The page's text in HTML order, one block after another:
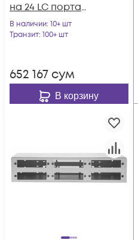
на 24 LC порта
(комплект с
розетками и
В наличии: 10+ шт
Транзит: 100+ шт
652 167 сум
В корзину